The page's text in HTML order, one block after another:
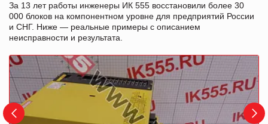
За 13 лет работы инженеры ИК 555 восстановили более 30
000 блоков на компонентном уровне для предприятий России
и СНГ. Ниже — реальные примеры с описанием
неисправности и результата.